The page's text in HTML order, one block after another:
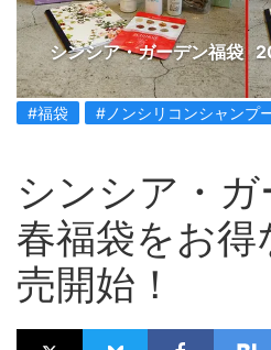
シンシア・ガーデン福袋
#福袋 #ノンシリコンシャンプ
シンシア・
春福袋をお得
売開始！